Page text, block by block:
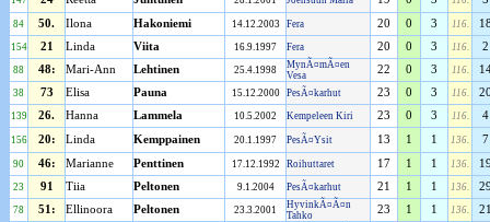
84 50. Ilona Hakoniemi 14.12.2003 Fera 20 0 3 116.
154 21 Linda Viita 16.9.1997 Fera 20 0 3 116. 2
88 48: Mari-Ann Lehtinen 25.4.1998
MynÃ¤mÃ¤en
Vesa
22 0 3 116.
38 73 Elisa Pauna 15.12.2000 PesÃ¤karhut 23 0 3 116.
139 26. Hanna Lammela 10.5.2002 Kempeleen Kiri 23 0 3 116. 4
156 20: Linda Kemppainen 20.1.1997 PesÃ¤Ysit 13 1 1 136. 7
90 46: Marianne Penttinen 17.12.1992 Roihuttaret 17 1 1 136.
23 91 Tiia Peltonen 9.1.2004 PesÃ¤karhut 21 1 1 136.
78 51: Ellinoora Peltonen 23.3.2001
HyvinkÃ¤Ã¤n
Tahko
23 1 1 136.